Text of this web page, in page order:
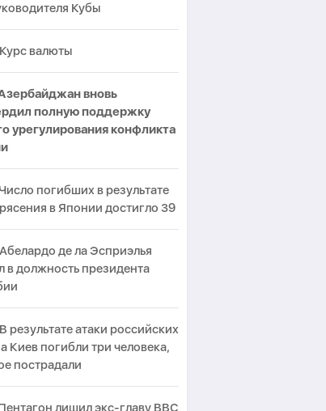
Кубы
Курс валюты
вновь
полную поддержку
урегулирования конфликта
Число погибших в результате
в Японии достигло 39
Абелардо де ла Эсприэлья
в должность президента
В результате атаки российских
Киев погибли три человека,
пострадали
лишил экс-главу ВВС